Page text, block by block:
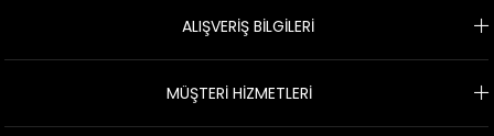
ALIŞVERİŞ BİLGİLERİ
MÜŞTERİ HİZMETLERİ